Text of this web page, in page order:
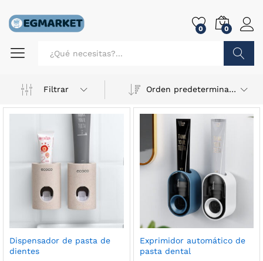
0 0
Filtrar
Orden predeterminado
Dispensador de pasta de
dientes
Exprimidor automático de
pasta dental